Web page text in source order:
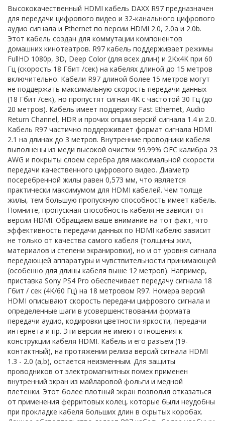
Высококачественный HDMI кабель DAXX R97 предназначен
для передачи цифрового видео и 32-канального цифрового
аудио сигнала и Ethernet по версии HDMI 2.0, 2.0a и 2.0b.
Этот кабель создан для коммутации компонентов
домашних кинотеатров. R97 кабель поддерживает режимы
FullHD 1080p, 3D, Deep Color (для всех длин) и 2Kx4K при 60
Гц (скорость 18 Гбит /сек) на кабелях длиной до 15 метров
включительно. Кабели R97 длиной более 15 метров могут
не поддержать максимальную скорость передачи данных
(18 Гбит /сек), но пропустят сигнал 4K с частотой 30 Гц (до
20 метров). Кабель имеет поддержку Fast Ethernet, Audio
Return Channel, HDR и прочих опции версий сигнала 1.4 и 2.0.
Кабель R97 частично поддерживает формат сигнала HDMI
2.1 на длинах до 3 метров. Внутренние проводники кабеля
выполнены из меди высокой очистки 99.99% OFC калибра 23
AWG и покрыты слоем серебра для максимальной скорости
передачи качественного цифрового видео. Диаметр
посеребренной жилы равен 0,573 мм, что является
практически максимумом для HDMI кабелей. Чем толще
жилы, тем большую пропускную способность имеет кабель.
Помните, пропускная способность кабеля не зависит от
версии HDMI. Обращаем ваше внимание на тот факт, что
эффективность передачи данных по HDMI кабелю зависит
не только от качества самого кабеля (толщины жил,
материалов и степени экранировки), но и от уровня сигнала
передающей аппаратуры и чувствительности принимающей
(особенно для длины кабеля выше 12 метров). Например,
приставка Sony PS4 Pro обеспечивает передачу сигнала 18
Гбит / сек (4K/60 Гц) на 18 метровом R97. Номера версий
HDMI описывают скорость передачи цифрового сигнала и
определенные шаги в усовершенствовании формата
передачи аудио, кодировки цветности-яркости, передачи
интернета и пр. Эти версии не имеют отношения к
конструкции кабеля HDMI. Кабель и его разъем (19-
контактный), на протяжении релиза версий сигнала HDMI
1.3 - 2.0 (a,b), остается неизменным. Для защиты
проводников от электромагнитных помех применен
внутренний экран из майларовой фольги и медной
плетенки. Этот более плотный экран позволил отказаться
от применения ферритовых колец, которые были неудобны
при прокладке кабеля больших длин в скрытых коробах.